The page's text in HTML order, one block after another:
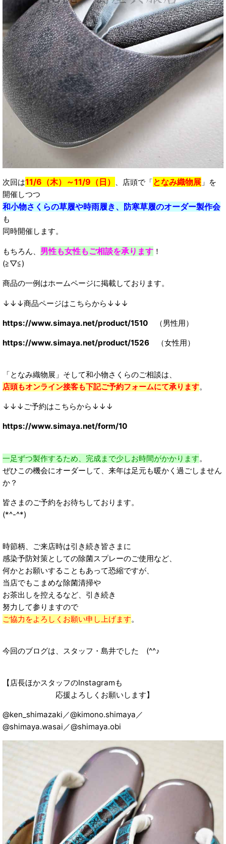
次回は11/6（木）～11/9（日） 、店頭で「となみ織物展 」を
開催しつつ
和小物さくらの草履や時雨履き、防寒草履のオーダー製作会
も
同時開催します。
もちろん、 男性も女性もご相談を承ります ！
(≧▽≦)
商品の一例はホームページに掲載しております。
↓↓↓商品ページはこちらから↓↓↓
https://www.simaya.net/product/1510 （男性用）
https://www.simaya.net/product/1526 （女性用）
「となみ織物展」そして和小物さくらのご相談は、
店頭もオンライン接客も下記ご予約フォームにて承ります。
↓↓↓ご予約はこちらから↓↓↓
https://www.simaya.net/form/10
一足ずつ製作するため、完成まで少しお時間がかかります。
ぜひこの機会にオーダーして、来年は足元も暖かく過ごしません
か？
皆さまのご予約をお待ちしております。
(*^-^*)
時節柄、ご来店時は引き続き皆さまに
感染予防対策としての除菌スプレーのご使用など、
何かとお願いすることもあって恐縮ですが、
当店でもこまめな除菌清掃や
お茶出しを控えるなど、引き続き
努力して参りますので
ご協力をよろしくお願い申し上げます。
今回のブログは、スタッフ・島井でした (^^♪
【店長ほかスタッフのInstagramも
応援よろしくお願いします】
@ken_shimazaki／@kimono.shimaya／
@shimaya.wasai／@shimaya.obi